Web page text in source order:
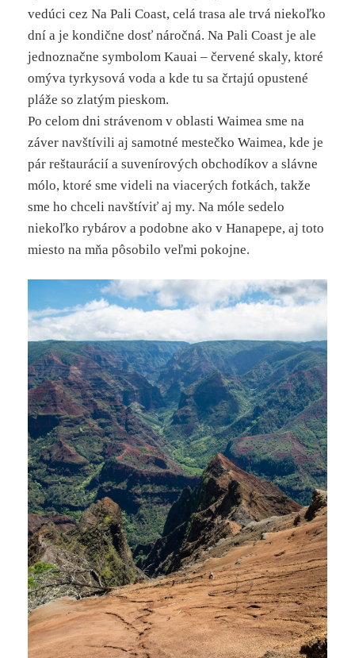
vedúci cez Na Pali Coast, celá trasa ale trvá niekoľko
dní a je kondične dosť náročná. Na Pali Coast je ale
jednoznačne symbolom Kauai – červené skaly, ktoré
omýva tyrkysová voda a kde tu sa črtajú opustené
pláže so zlatým pieskom.
Po celom dni strávenom v oblasti Waimea sme na
záver navštívili aj samotné mestečko Waimea, kde je
pár reštaurácií a suvenírových obchodíkov a slávne
mólo, ktoré sme videli na viacerých fotkách, takže
sme ho chceli navštíviť aj my. Na móle sedelo
niekoľko rybárov a podobne ako v Hanapepe, aj toto
miesto na mňa pôsobilo veľmi pokojne.